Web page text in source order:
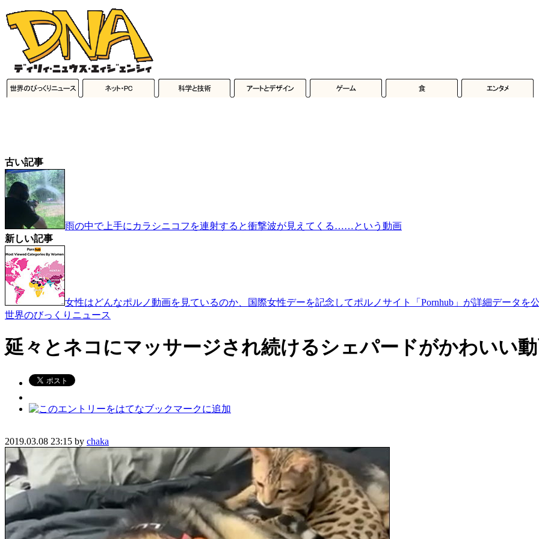
古い記事
雨の中で上手にカラシニコフを連射すると衝撃波が見えてくる……という動画
新しい記事
女性はどんなポルノ動画を見ているのか、国際女性デーを記念してポルノサイト「Pornhub」が詳細データを
世界のびっくりニュース
延々とネコにマッサージされ続けるシェパードがかわいい
2019.03.08 23:15 by chaka